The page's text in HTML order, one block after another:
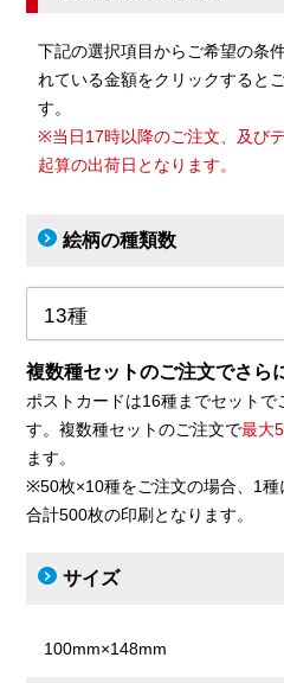
下記の選択項目からご希望の条
れている金額をクリックすると
す。
※当日17時以降のご注文、及び
起算の出荷日となります。
絵柄の種類数
複数種セットのご注文でさら
ポストカードは16種までセットで
す。複数種セットのご注文で最大
ます。
※50枚×10種をご注文の場合、1種
合計500枚の印刷となります。
サイズ
100mm×148mm